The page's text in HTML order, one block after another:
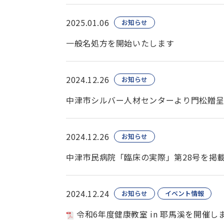
2025.01.06 お知らせ
一般名処方を開始いたします
2024.12.26 お知らせ
中津市シルバー人材センターより門松贈呈
2024.12.26 お知らせ
中津市民病院「臨床の実際」第28号を掲載
2024.12.24 お知らせ イベント情報
令和6年度健康教室 in 耶馬溪を開催し